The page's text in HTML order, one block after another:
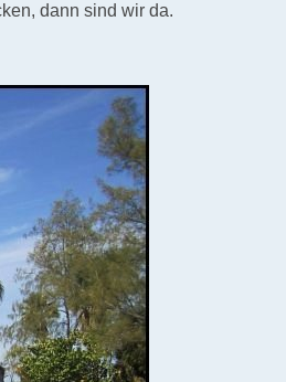
dann sind wir da.